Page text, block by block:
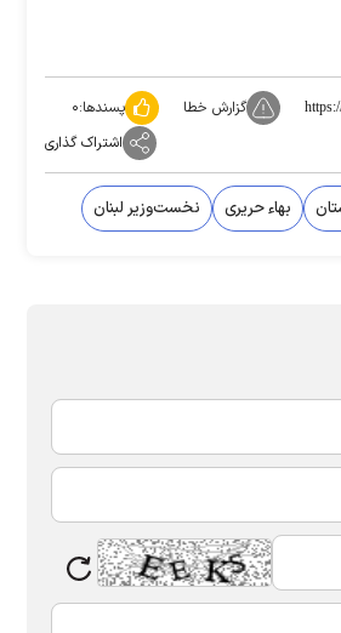
گزارش خطا پسندها:۰
اشتراک گذاری
بهاء حریری نخست‌وزیر لبنان